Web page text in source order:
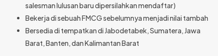
salesman lulusan baru dipersilahkan mendaftar)
⁠Bekerja di sebuah FMCG sebelumnya menjadi nilai tambah
⁠Bersedia di tempatkan di Jabodetabek, Sumatera, Jawa
Barat, Banten, dan Kalimantan Barat